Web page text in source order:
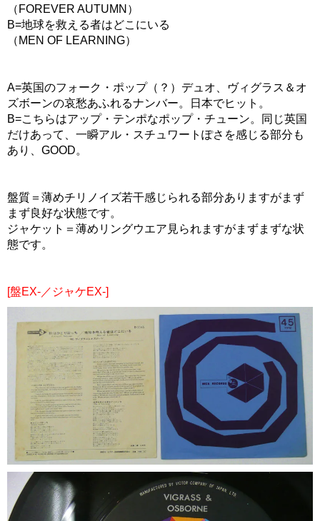
（FOREVER AUTUMN）
B=地球を救える者はどこにいる
（MEN OF LEARNING）
A=英国のフォーク・ポップ（？）デュオ、ヴィグラス＆オ
ズボーンの哀愁あふれるナンバー。日本でヒット。
B=こちらはアップ・テンポなポップ・チューン。同じ英国
だけあって、一瞬アル・スチュワートぽさを感じる部分も
あり、GOOD。
盤質＝薄めチリノイズ若干感じられる部分ありますがまず
まず良好な状態です。
ジャケット＝薄めリングウエア見られますがまずまずな状
態です。
[盤EX-／ジャケEX-]